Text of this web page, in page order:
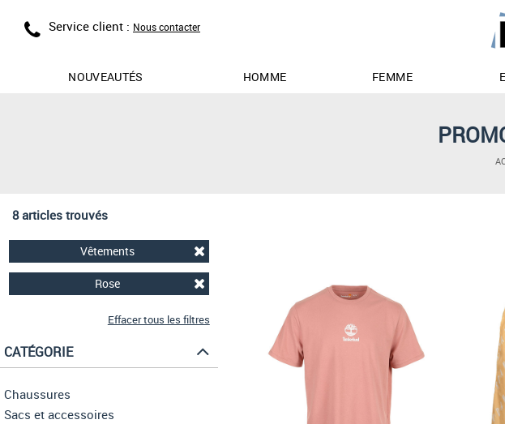
Service client : Nous contacter
NOUVEAUTÉS HOMME FEMME
8 articles trouvés
Vêtements
Rose
Effacer tous les filtres
CATÉGORIE
Chaussures
Sacs et accessoires